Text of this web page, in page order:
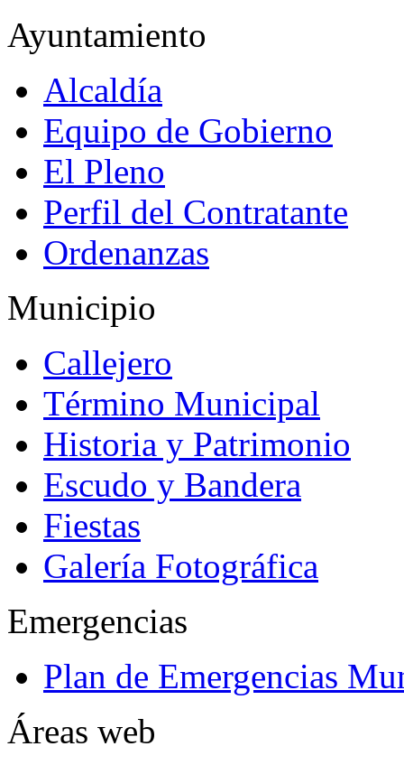
Ayuntamiento
Alcaldía
Equipo de Gobierno
El Pleno
Perfil del Contratante
Ordenanzas
Municipio
Callejero
Término Municipal
Historia y Patrimonio
Escudo y Bandera
Fiestas
Galería Fotográfica
Emergencias
Plan de Emergencias
Áreas web